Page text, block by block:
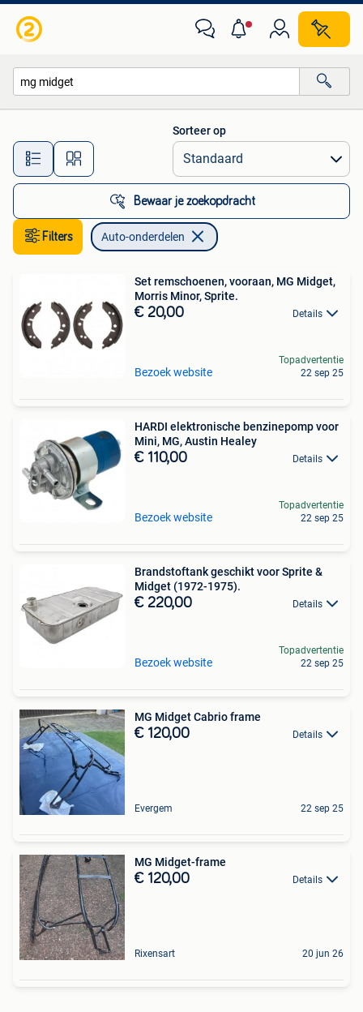
Alle afstanden…
Sorteer op
Bewaar je zoekopdracht
Filters Auto-onderdelen
Set remschoenen, vooraan, MG Midget,
Morris Minor, Sprite.
€ 20,00 Details
Bezoek website
Topadvertentie
22 sep 25
HARDI elektronische benzinepomp voor
Mini, MG, Austin Healey
€ 110,00 Details
Bezoek website
Topadvertentie
22 sep 25
Brandstoftank geschikt voor Sprite &
Midget (1972-1975).
€ 220,00 Details
Bezoek website
Topadvertentie
22 sep 25
MG Midget Cabrio frame
€ 120,00 Details
Evergem 22 sep 25
MG Midget-frame
€ 120,00 Details
Rixensart 20 jun 26